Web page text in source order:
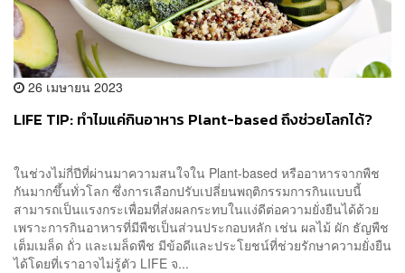
26 เมษายน 2023
LIFE TIP: ทำไมแค่กินอาหาร Plant-based ถึงช่วยโลกได้?
ในช่วงไม่กี่ปีที่ผ่านมาความสนใจใน Plant-based หรืออาหารจากพืช
กันมากขึ้นทั่วโลก ซึ่งการเลือกปรับเปลี่ยนพฤติกรรมการกินแบบนี้
สามารถเป็นแรงกระเพื่อมที่ส่งผลกระทบในแง่ดีต่อความยั่งยืนได้ด้วย
เพราะการกินอาหารที่มีพืชเป็นส่วนประกอบหลัก เช่น ผลไม้ ผัก ธัญพืช
เต็มเมล็ด ถั่ว และเมล็ดพืช มีข้อดีและประโยชน์ที่ช่วยรักษาความยั่งยืน
ได้โดยที่เราอาจไม่รู้ตัว LIFE จ...